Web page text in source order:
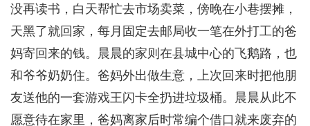
没再读书，白天帮忙去市场卖菜，傍晚在小巷摆摊，
天黑了就回家，每月固定去邮局收一笔在外打工的爸
妈寄回来的钱。晨晨的家则在县城中心的飞鹅路，也
和爷爷奶奶住。爸妈外出做生意，上次回来时把他朋
友送他的一套游戏王闪卡全扔进垃圾桶。晨晨从此不
愿意待在家里，爸妈离家后时常编个借口就来废弃的